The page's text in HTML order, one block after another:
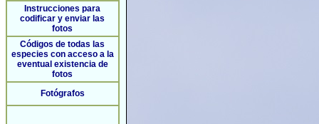
Instrucciones para
codificar y enviar las
fotos
Códigos de todas las
especies con acceso a la
eventual existencia de
fotos
Fotógrafos